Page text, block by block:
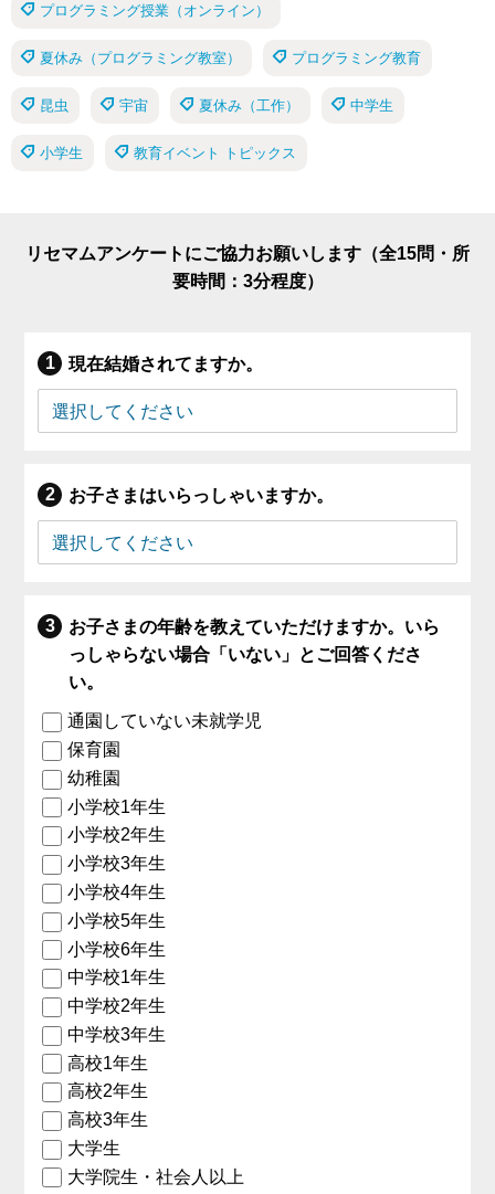
プログラミング授業（オンライン）
夏休み（プログラミング教室） プログラミング教育
昆虫 宇宙 夏休み（工作） 中学生
小学生 教育イベント トピックス
リセマムアンケートにご協力お願いします（全15問・所
要時間：3分程度）
現在結婚されてますか。
お子さまはいらっしゃいますか。
お子さまの年齢を教えていただけますか。いら
っしゃらない場合「いない」とご回答くださ
い。
通園していない未就学児
保育園
幼稚園
小学校1年生
小学校2年生
小学校3年生
小学校4年生
小学校5年生
小学校6年生
中学校1年生
中学校2年生
中学校3年生
高校1年生
高校2年生
高校3年生
大学生
大学院生・社会人以上